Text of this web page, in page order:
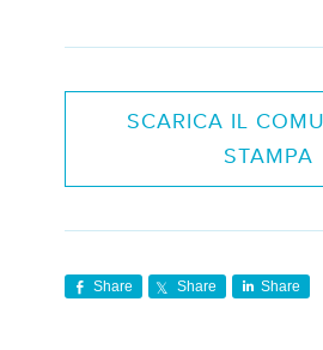
SCARICA IL
STAMPA
Share Share Share